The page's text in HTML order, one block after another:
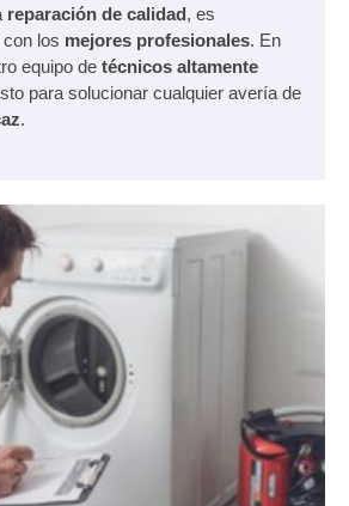
reparación de calidad, es
los mejores profesionales. En
equipo de técnicos altamente
para solucionar cualquier avería de
.